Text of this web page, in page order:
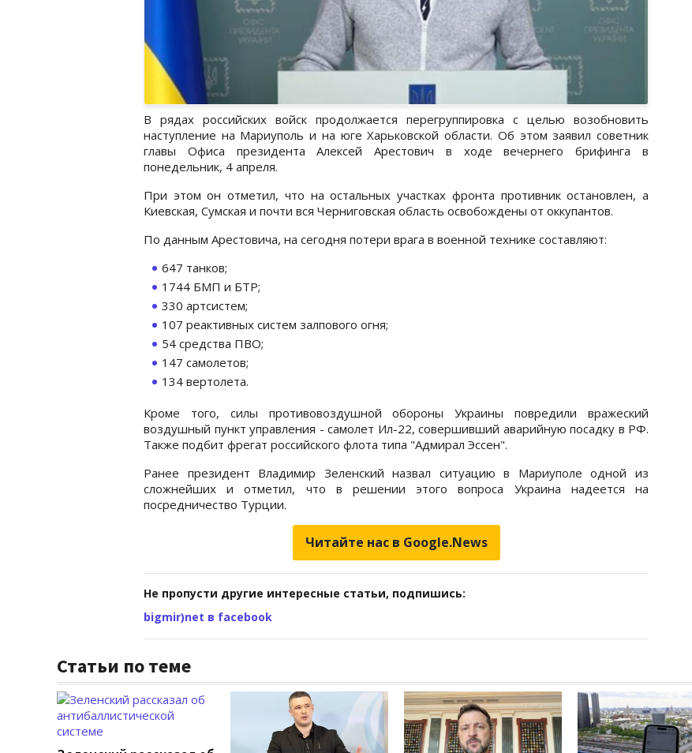
В рядах российских войск продолжается перегруппировка с целью возобновить
наступление на Мариуполь и на юге Харьковской области. Об этом заявил советник
главы Офиса президента Алексей Арестович в ходе вечернего брифинга в
понедельник, 4 апреля.
При этом он отметил, что на остальных участках фронта противник остановлен, а
Киевская, Сумская и почти вся Черниговская область освобождены от оккупантов.
По данным Арестовича, на сегодня потери врага в военной технике составляют:
647 танков;
1744 БМП и БТР;
330 артсистем;
107 реактивных систем залпового огня;
54 средства ПВО;
147 самолетов;
134 вертолета.
Кроме того, силы противовоздушной обороны Украины повредили вражеский
воздушный пункт управления - самолет Ил-22, совершивший аварийную посадку в РФ.
Также подбит фрегат российского флота типа "Адмирал Эссен".
Ранее президент Владимир Зеленский назвал ситуацию в Мариуполе одной из
сложнейших и отметил, что в решении этого вопроса Украина надеется на
посредничество Турции.
Читайте нас в Google.News
Не пропусти другие интересные статьи, подпишись:
bigmir)net в facebook
Статьи по теме